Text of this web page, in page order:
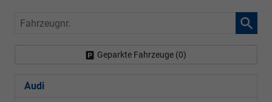
Fahrzeugnr.
Geparkte Fahrzeuge (0)
Audi